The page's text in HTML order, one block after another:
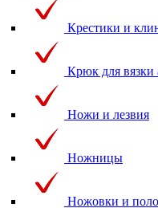
Крестики и
Крюк для вязки
Ножи и лезвия
Ножницы
Ножовки и